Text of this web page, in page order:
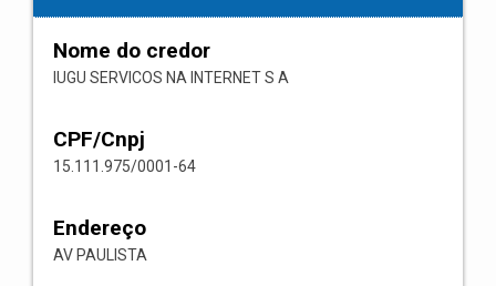
Nome do credor
IUGU SERVICOS NA INTERNET S A
CPF/Cnpj
15.111.975/0001-64
Endereço
AV PAULISTA